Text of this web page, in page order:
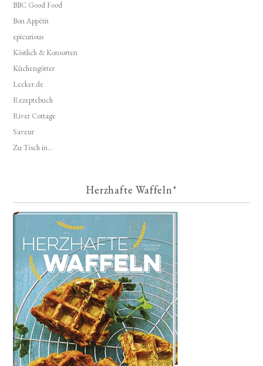
BBC Good Food
Bon Appétit
epicurious
Köstlich & Konsorten
Küchengötter
Lecker.de
Rezeptebuch
River Cottage
Saveur
Zu Tisch in...
Herzhafte Waffeln*